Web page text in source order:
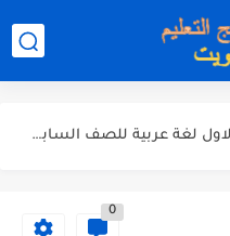
نموذج إجابة اختبار اللغة الانجليزية للصف الحادي عشر الفترة اثانية...
الاختبار القصير الاول لغة عربية للصف السابع الفصل الثاني الفترة...
مذكرة شاملة لكل دروس اللغة العربية الصف العاشر الفصل الثاني...
0